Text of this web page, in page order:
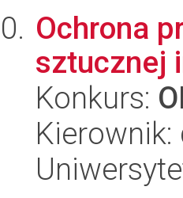
Ochrona
sztucznej
Konkurs:
Kierownik: